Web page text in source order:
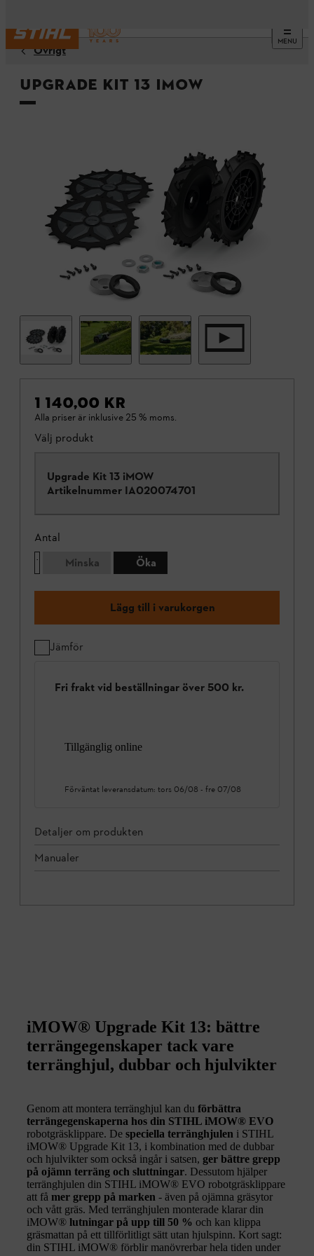
MENU
Övrigt
Upgrade Kit 13 iMOW
1 140,00 KR
Alla priser är inklusive 25 % moms.
Välj produkt
Upgrade Kit 13 iMOW
Artikelnummer IA020074701
Antal
Minska
Öka
Lägg till i varukorgen
Jämför
Fri frakt vid beställningar över 500 kr.
Tillgänglig online
Förväntat leveransdatum: tors 06/08 - fre 07/08
Detaljer om produkten
Manualer
iMOW® Upgrade Kit 13: bättre
terrängegenskaper tack vare
terränghjul, dubbar och hjulvikter
Genom att montera terränghjul kan du förbättra
terrängegenskaperna hos din STIHL iMOW® EVO
robotgräsklippare. De speciella terränghjulen i STIHL
iMOW® Upgrade Kit 13, i kombination med de dubbar
och hjulvikter som också ingår i satsen, ger bättre grepp
på ojämn terräng och sluttningar. Dessutom hjälper
terränghjulen din STIHL iMOW® EVO robotgräsklippare
att få mer grepp på marken - även på ojämna gräsytor
och vått gräs. Med terränghjulen monterade klarar din
iMOW® lutningar på upp till 50 % och kan klippa
gräsmattan på ett tillförlitligt sätt utan hjulspinn. Kort sagt:
din STIHL iMOW® förblir manövrerbar hela tiden under